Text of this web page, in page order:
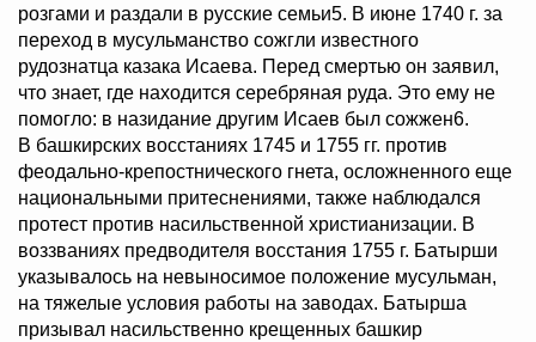
розгами и раздали в русские семьи5. В июне 1740 г. за
переход в мусульманство сожгли известного
рудознатца казака Исаева. Перед смертью он заявил,
что знает, где находится серебряная руда. Это ему не
помогло: в назидание другим Исаев был сожжен6.
В башкирских восстаниях 1745 и 1755 гг. против
феодально-крепостнического гнета, осложненного еще
национальными притеснениями, также наблюдался
протест против насильственной христианизации. В
воззваниях предводителя восстания 1755 г. Батырши
указывалось на невыносимое положение мусульман,
на тяжелые условия работы на заводах. Батырша
призывал насильственно крещенных башкир